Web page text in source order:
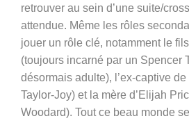
retrouver au sein d’une suite/
attendue. Même les rôles
jouer un rôle clé, notamment le
(toujours incarné par un Spencer
désormais adulte), l’ex-captive
Taylor-Joy) et la mère d’Elijah
Woodard). Tout ce beau monde